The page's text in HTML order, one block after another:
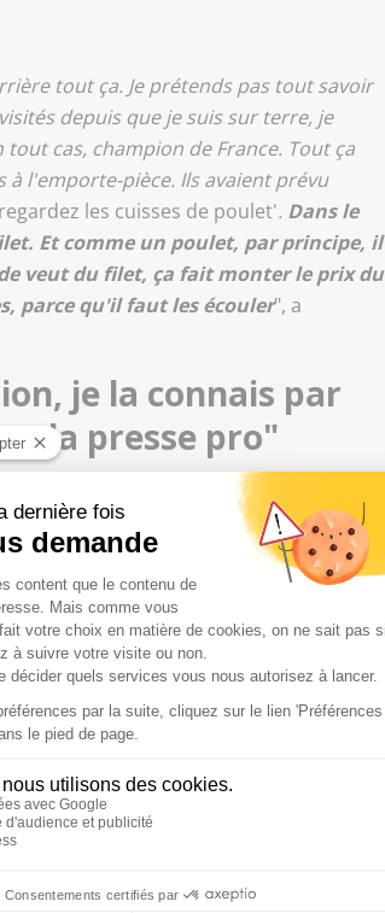
tout ça. Je prétends pas tout savoir
depuis que je suis sur terre, je
cas, champion de France. Tout ça
l'emporte-pièce. Ils avaient prévu
les cuisses de poulet'. Dans le
Et comme un poulet, par principe, il
veut du filet, ça fait monter le prix du
parce qu'il faut les écouler", a
je la connais par
la presse pro"
part de la régie publicitaire pour citer
éditeur dans ma vie professionnelle, j'ai
et rédaction, je la connais par cœur
regardant dans les yeux : ça fait trois
midi et soir. Je n'ai jamais eu la
marques que je citerai ou que je ne
?@Dauvers70
chiffre d'affaires en bénéfice net."